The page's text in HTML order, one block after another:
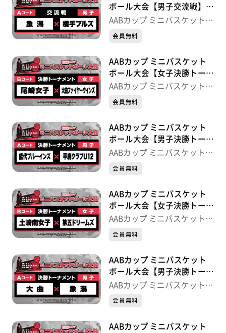
ボール大会【男子交流戦】象
潟×横手ブルズ
AABカップ ミニバスケットボ
ール大会
会員無料
AABカップ ミニバスケット
ボール大会【女子決勝トーナ
メント】尾崎女子×大曲ファ
AABカップ ミニバスケットボ
ール大会
会員無料
AABカップ ミニバスケット
ボール大会【男子決勝トーナ
メント】能代ブルーインズ×
AABカップ ミニバスケットボ
ール大会
会員無料
AABカップ ミニバスケット
ボール大会【女子決勝トーナ
メント】土崎南女子×第五ド
AABカップ ミニバスケットボ
ール大会
会員無料
AABカップ ミニバスケット
ボール大会【男子決勝トーナ
メント】大曲×象潟
AABカップ ミニバスケットボ
ール大会
会員無料
AABカップ ミニバスケット